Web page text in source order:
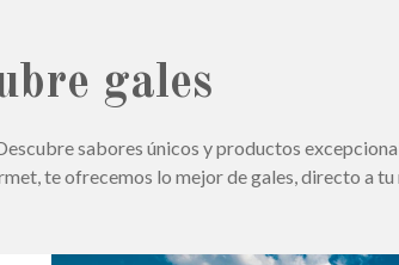
gales
sabores únicos y productos
te ofrecemos lo mejor de gales, directo a tu